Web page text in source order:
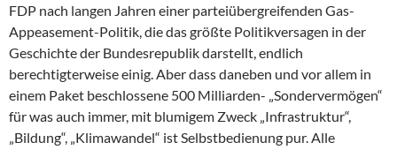
FDP nach langen Jahren einer parteiübergreifenden Gas-
Appeasement-Politik, die das größte Politikversagen in der
Geschichte der Bundesrepublik darstellt, endlich
berechtigterweise einig. Aber dass daneben und vor allem in
einem Paket beschlossene 500 Milliarden- „Sondervermögen“
für was auch immer, mit blumigem Zweck „Infrastruktur“,
„Bildung“, „Klimawandel“ ist Selbstbedienung pur. Alle